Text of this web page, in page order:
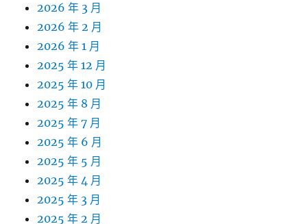
2026 年 3 月
2026 年 2 月
2026 年 1 月
2025 年 12 月
2025 年 10 月
2025 年 8 月
2025 年 7 月
2025 年 6 月
2025 年 5 月
2025 年 4 月
2025 年 3 月
2025 年 2 月